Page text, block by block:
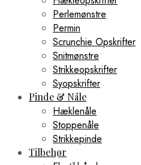
Perlemønstre
Permin
Scrunchie Opskrifter
Snitmønstre
Strikkeopskrifter
Syopskrifter
Pinde & Nåle
Hæklenåle
Stoppenåle
Strikkepinde
Tilbehør